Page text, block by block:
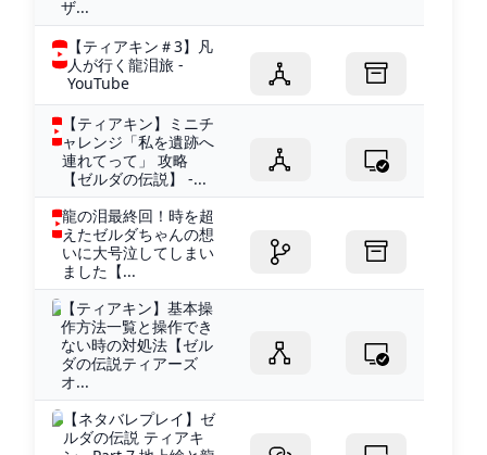
ザ...
【ティアキン＃3】凡
人が行く龍泪旅 -
YouTube
【ティアキン】ミニチ
ャレンジ「私を遺跡へ
連れてって」 攻略
【ゼルダの伝説】 -...
龍の泪最終回！時を超
えたゼルダちゃんの想
いに大号泣してしまい
ました【...
【ティアキン】基本操
作方法一覧と操作でき
ない時の対処法【ゼル
ダの伝説ティアーズ
オ...
【ネタバレプレイ】ゼ
ルダの伝説 ティアキ